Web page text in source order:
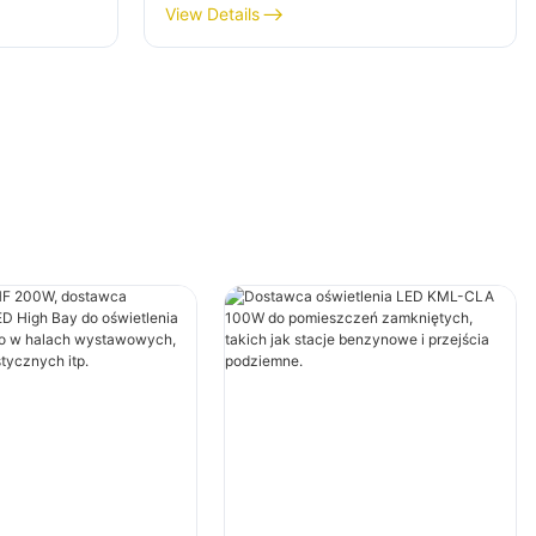
do
LED KML-HB30 150W do
pomieszczeń zamkniętych,
View Details